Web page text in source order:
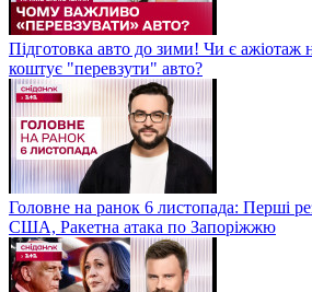
Підготовка авто до зими! Чи є ажіотаж
коштує "перевзути" авто?
Головне на ранок 6 листопада: Перші
США, Ракетна атака по Запоріжжю